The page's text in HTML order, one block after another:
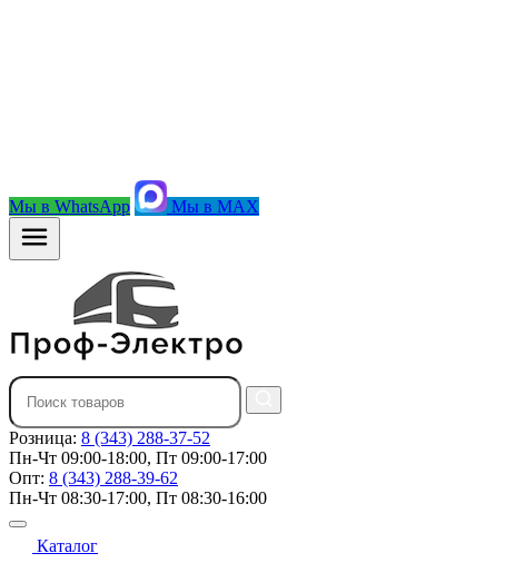
Мы в WhatsApp Мы в MAX
Розница: 8 (343) 288-37-52
Пн-Чт 09:00-18:00, Пт 09:00-17:00
Опт: 8 (343) 288-39-62
Пн-Чт 08:30-17:00, Пт 08:30-16:00
Каталог